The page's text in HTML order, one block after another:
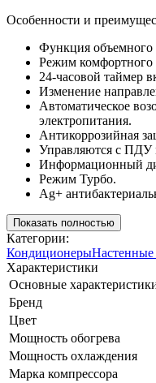
Особенности и
Функция объемного
Режим комфортного
24-часовой таймер
Изменение
Автоматическое
электропитания.
Антикоррозийная
Управляются с ПДУ
Информационный
Режим Турбо.
Ag+
Показать полностью
Категории:
КондиционерыНастенные
Характеристики
Основные
Бренд
Цвет
Мощность обогрева
Мощность охлаждения
Марка компрессора